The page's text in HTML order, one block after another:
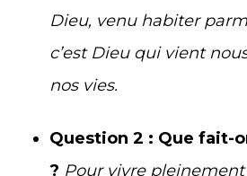
Dieu, venu habiter
c’est Dieu qui vient
nos vies.
Question 2 : Que fait-
? Pour vivre